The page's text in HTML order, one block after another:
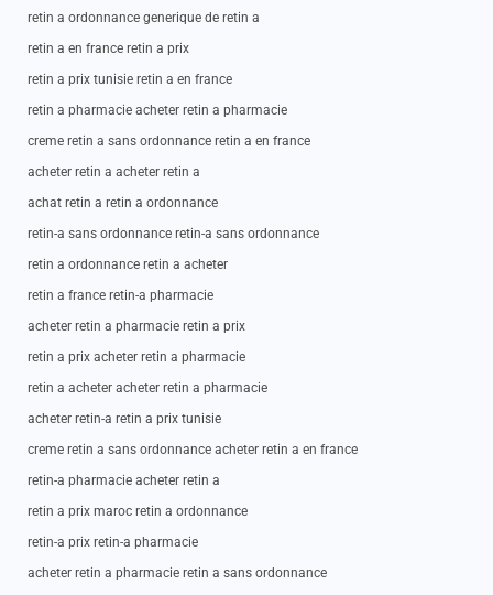
retin a ordonnance generique de retin a
retin a en france retin a prix
retin a prix tunisie retin a en france
retin a pharmacie acheter retin a pharmacie
creme retin a sans ordonnance retin a en france
acheter retin a acheter retin a
achat retin a retin a ordonnance
retin-a sans ordonnance retin-a sans ordonnance
retin a ordonnance retin a acheter
retin a france retin-a pharmacie
acheter retin a pharmacie retin a prix
retin a prix acheter retin a pharmacie
retin a acheter acheter retin a pharmacie
acheter retin-a retin a prix tunisie
creme retin a sans ordonnance acheter retin a en france
retin-a pharmacie acheter retin a
retin a prix maroc retin a ordonnance
retin-a prix retin-a pharmacie
acheter retin a pharmacie retin a sans ordonnance